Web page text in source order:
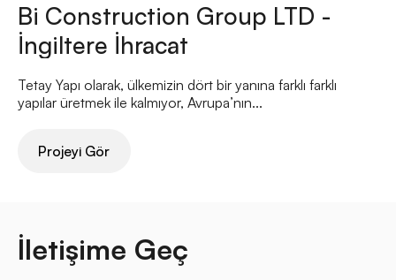
Bi Construction Group LTD -
İngiltere İhracat
Tetay Yapı olarak, ülkemizin dört bir yanına farklı farklı
yapılar üretmek ile kalmıyor, Avrupa’nın...
Projeyi Gör
İletişime Geç